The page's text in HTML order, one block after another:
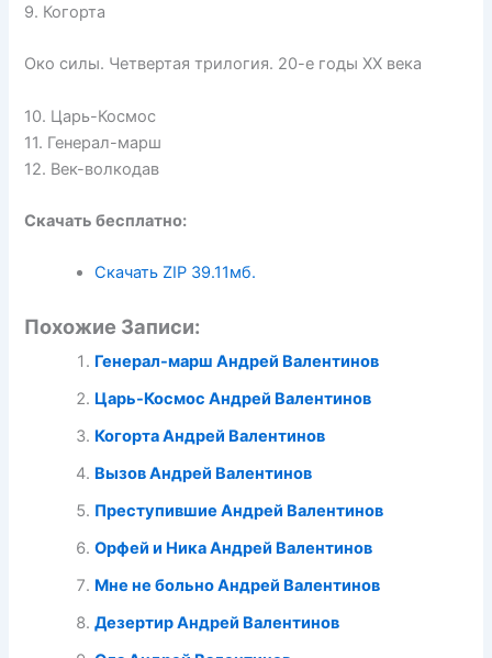
9. Когорта
Око силы. Четвертая трилогия. 20-е годы XX века
10. Царь-Космос
11. Генерал-марш
12. Век-волкодав
Скачать бесплатно:
Скачать ZIP 39.11мб.
Похожие Записи:
Генерал-марш Андрей Валентинов
Царь-Космос Андрей Валентинов
Когорта Андрей Валентинов
Вызов Андрей Валентинов
Преступившие Андрей Валентинов
Орфей и Ника Андрей Валентинов
Мне не больно Андрей Валентинов
Дезертир Андрей Валентинов